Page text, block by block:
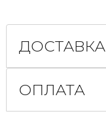
ДОСТАВКА
ОПЛАТА